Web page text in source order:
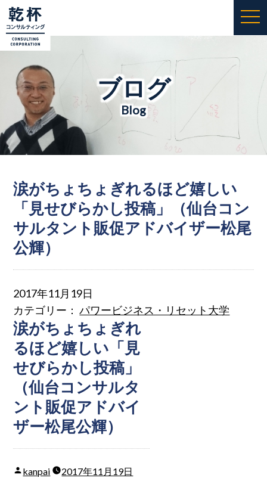
ブログ
Blog
涙がちょちょぎれるほど嬉しい
「見せびらかし投稿」（仙台コン
サルタント販促アドバイザー松尾
公輝）
2017年11月19日
カテゴリー：パワービジネス・リセット大学
涙がちょちょぎれ
るほど嬉しい「見
せびらかし投稿」
（仙台コンサルタ
ント販促アドバイ
ザー松尾公輝）
kanpai 2017年11月19日